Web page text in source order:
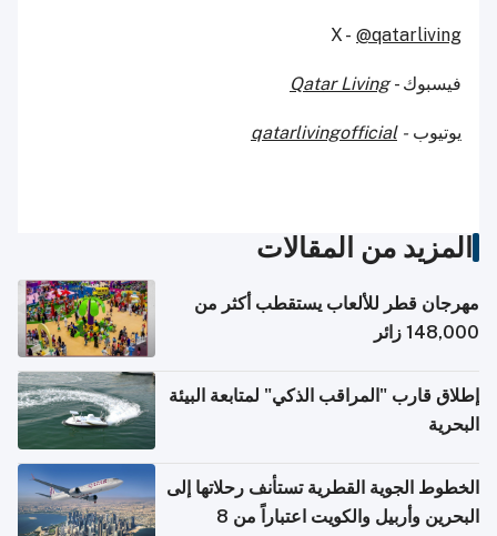
X - @qatarliving
فيسبوك -Qatar Living
يوتيوب -
qatarlivingofficial
المزيد من المقالات
مهرجان قطر للألعاب يستقطب أكثر من
148,000 زائر
إطلاق قارب "المراقب الذكي" لمتابعة البيئة
البحرية
الخطوط الجوية القطرية تستأنف رحلاتها إلى
البحرين وأربيل والكويت اعتباراً من 8